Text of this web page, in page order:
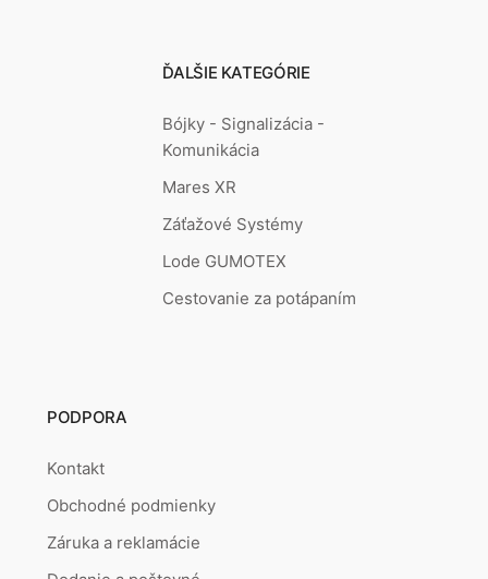
ĎALŠIE KATEGÓRIE
Bójky - Signalizácia -
Komunikácia
Mares XR
Záťažové Systémy
Lode GUMOTEX
Cestovanie za potápaním
PODPORA
Kontakt
Obchodné podmienky
Záruka a reklamácie